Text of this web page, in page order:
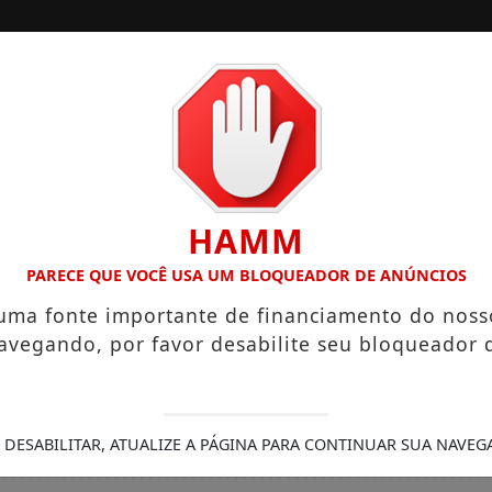
INÍCIO
DA COXINHA”, QUE VIRALIZOU COM FRASE
HAMM
PARECE QUE VOCÊ USA UM BLOQUEADOR DE ANÚNCIOS
fonte importante de financiamento do
por favor desabilite seu bloqueador
DESABILITAR, ATUALIZE A PÁGINA PARA CONTINUAR SUA